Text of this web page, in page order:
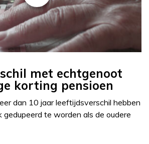
met echtgenoot
korting pensioen
dan 10 jaar leeftijdsverschil hebben
gedupeerd te worden als de oudere